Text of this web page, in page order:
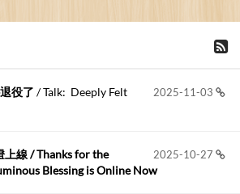
2026-06-18
網站 感謝分享
Home...
2025-11-03
役了 / Talk: Deeply Felt
2025-10-27
線 / Thanks for the
Blessing is Online Now